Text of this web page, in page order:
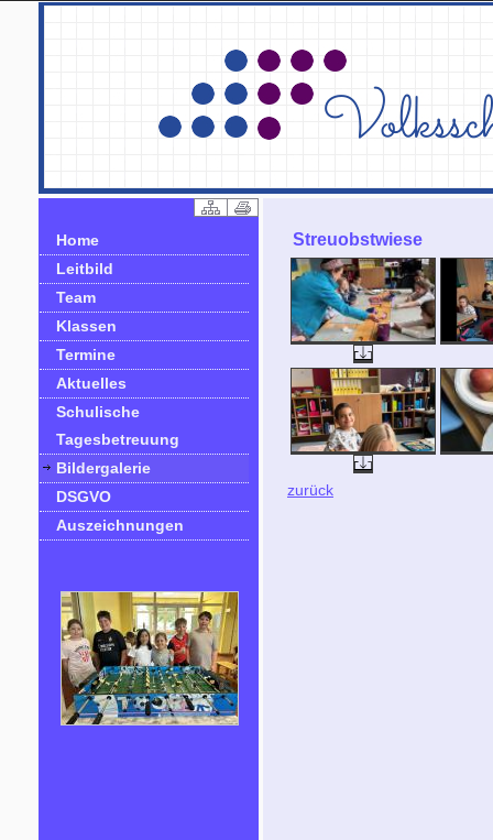
Home
Leitbild
Team
Klassen
Termine
Aktuelles
Schulische
Tagesbetreuung
Bildergalerie
DSGVO
Auszeichnungen
Streuobstwiese
zurück